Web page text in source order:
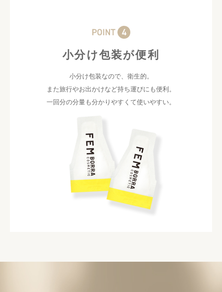
小分け包装が便利
小分け包装なので、衛生的。
また旅行やお出かけなど持ち運びにも便利。
一回分の分量も分かりやすくて使いやすい。